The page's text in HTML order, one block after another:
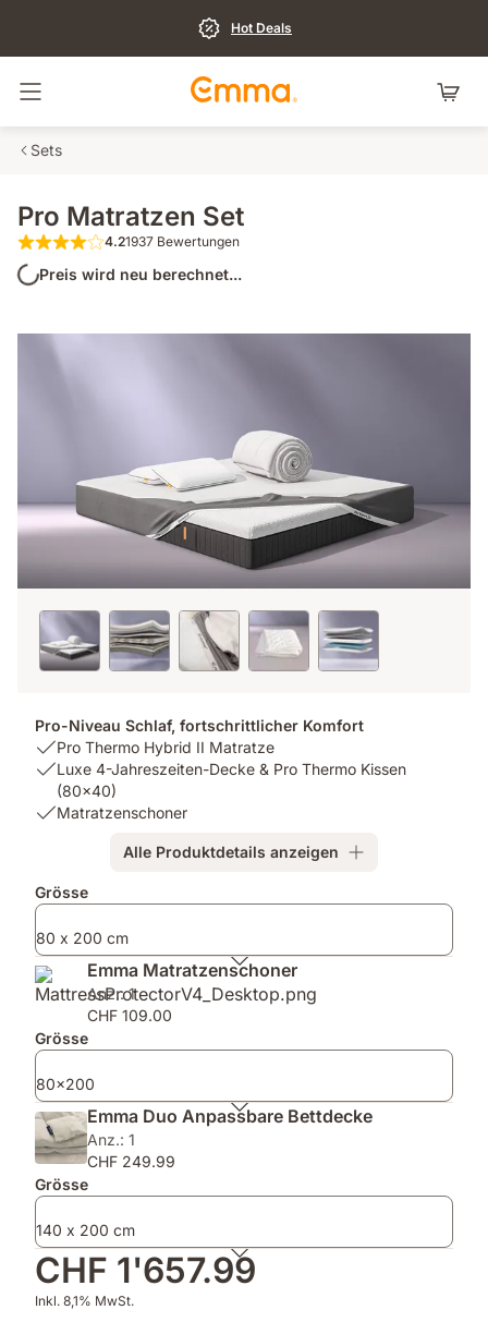
Hot Deals
Navigation umschalten
Sets
Pro Matratzen Set
4.2 von 5 Sternen 1937 Bewertungen
4.21937 Bewertungen
Preis wird neu berechnet...
Pro-Niveau Schlaf, fortschrittlicher Komfort
USP
1:
Thermo
Pro Thermo Hybrid II Matratze
USP
Luxe
Jahreszeiten-
&
Thermo
Kissen
(80x40)
Luxe 4-Jahreszeiten-Decke & Pro Thermo Kissen
(80x40)
USP
Matratzenschoner
Matratzenschoner
Alle Produktdetails anzeigen
Zusatzprodukte
Grösse
80 x 200 cm
Emma Matratzenschoner
Anz.: 1
CHF 109.00
Grösse
80x200
Emma Duo Anpassbare Bettdecke
Anz.: 1
CHF 249.99
Grösse
140 x 200 cm
CHF 1'657.99
Inkl. 8,1% MwSt.